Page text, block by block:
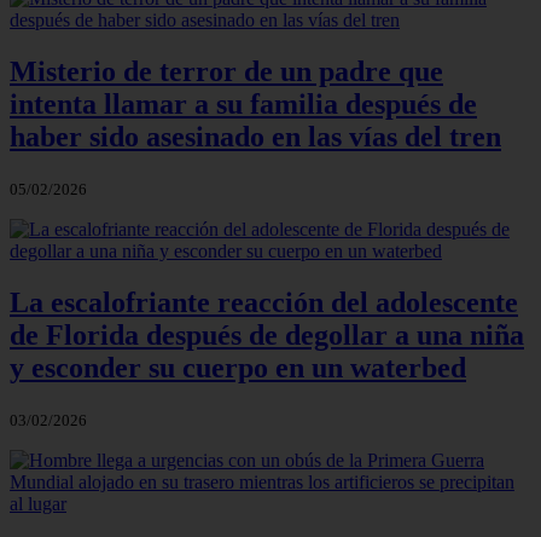
Misterio de terror de un padre que
intenta llamar a su familia después de
haber sido asesinado en las vías del tren
05/02/2026
La escalofriante reacción del adolescente
de Florida después de degollar a una niña
y esconder su cuerpo en un waterbed
03/02/2026